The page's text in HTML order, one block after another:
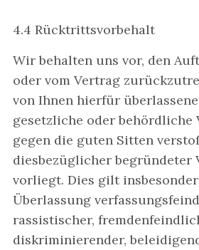
4.4 Rücktrittsvorbehalt
Wir behalten uns vor, den
oder vom Vertrag
von Ihnen hierfür
gesetzliche oder behördliche
gegen die guten Sitten
diesbezüglicher begründeter
vorliegt. Dies gilt
Überlassung
rassistischer,
diskriminierender,